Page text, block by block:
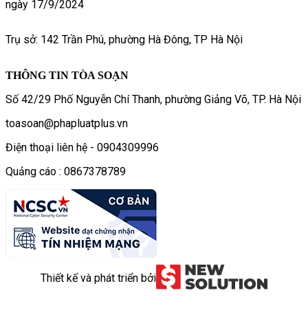
ngày 17/9/2024
Trụ sở: 142 Trần Phú, phường Hà Đông, TP Hà Nội
THÔNG TIN TÒA SOẠN
Số 42/29 Phố Nguyễn Chí Thanh, phường Giảng Võ, TP. Hà Nội
toasoan@phapluatplus.vn
Điện thoại liên hệ - 0904309996
Quảng cáo : 0867378789
Thiết kế và phát triển bởi